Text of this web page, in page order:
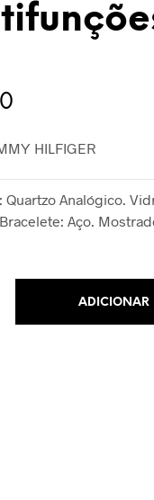
HILFIGER
Quartzo Analógico.
Aço.
ADICIONAR